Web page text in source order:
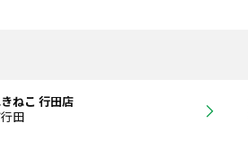
ねこ 行田店
田